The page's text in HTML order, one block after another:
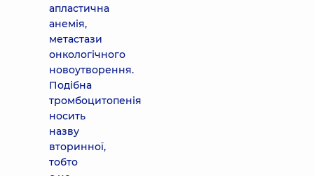
апластична
анемія,
метастази
онкологічного
новоутворення.
Подібна
тромбоцитопенія
носить
назву
вторинної,
тобто